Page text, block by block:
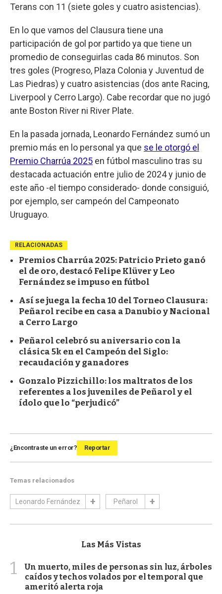
Terans con 11 (siete goles y cuatro asistencias).
En lo que vamos del Clausura tiene una
participación de gol por partido ya que tiene un
promedio de conseguirlas cada 86 minutos. Son
tres goles (Progreso, Plaza Colonia y Juventud de
Las Piedras) y cuatro asistencias (dos ante Racing,
Liverpool y Cerro Largo). Cabe recordar que no jugó
ante Boston River ni River Plate.
En la pasada jornada, Leonardo Fernández sumó un
premio más en lo personal ya que se le otorgó el
Premio Charrúa 2025 en fútbol masculino tras su
destacada actuación entre julio de 2024 y junio de
este año -el tiempo considerado- donde consiguió,
por ejemplo, ser campeón del Campeonato
Uruguayo.
RELACIONADAS
Premios Charrúa 2025: Patricio Prieto ganó
el de oro, destacó Felipe Klüver y Leo
Fernández se impuso en fútbol
Así se juega la fecha 10 del Torneo Clausura:
Peñarol recibe en casa a Danubio y Nacional
a Cerro Largo
Peñarol celebró su aniversario con la
clásica 5k en el Campeón del Siglo:
recaudación y ganadores
Gonzalo Pizzichillo: los maltratos de los
referentes a los juveniles de Peñarol y el
ídolo que lo “perjudicó”
¿Encontraste un error? Reportar
Temas relacionados
Leonardo Fernández Peñarol
Las Más Vistas
1
Un muerto, miles de personas sin luz, árboles
caídos y techos volados por el temporal que
ameritó alerta roja